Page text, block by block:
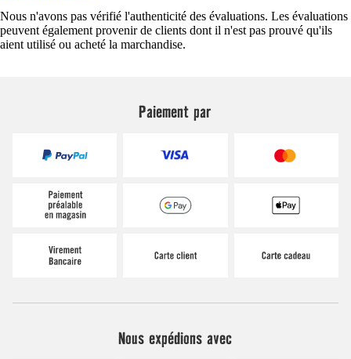
Nous n'avons pas vérifié l'authenticité des évaluations. Les évaluations
peuvent également provenir de clients dont il n'est pas prouvé qu'ils
aient utilisé ou acheté la marchandise.
Paiement par
Nous expédions avec